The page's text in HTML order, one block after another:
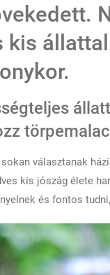
kis
választanak
kis jószág élete
és fontos